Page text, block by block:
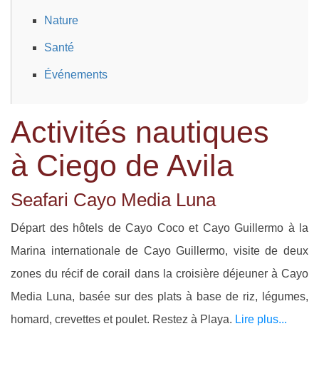
Nature
Santé
Événements
Activités nautiques
à Ciego de Avila
Seafari Cayo Media Luna
Départ des hôtels de Cayo Coco et Cayo Guillermo à la
Marina internationale de Cayo Guillermo, visite de deux
zones du récif de corail dans la croisière déjeuner à Cayo
Media Luna, basée sur des plats à base de riz, légumes,
homard, crevettes et poulet. Restez à Playa. Lire plus...